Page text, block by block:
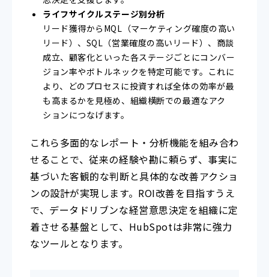
ライフサイクルステージ別分析
リード獲得からMQL（マーケティング確度の高い
リード）、SQL（営業確度の高いリード）、商談
成立、顧客化といった各ステージごとにコンバー
ジョン率やボトルネックを特定可能です。これに
より、どのプロセスに投資すれば全体の効率が最
も高まるかを見極め、組織横断での最適なアク
ションにつなげます。
これら多面的なレポート・分析機能を組み合わ
せることで、従来の経験や勘に頼らず、事実に
基づいた客観的な判断と具体的な改善アクショ
ンの設計が実現します。ROI改善を目指すうえ
で、データドリブンな経営意思決定を組織に定
着させる基盤として、HubSpotは非常に強力
なツールとなります。